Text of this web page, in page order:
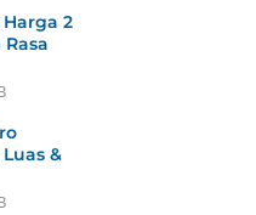
Harga 2
&